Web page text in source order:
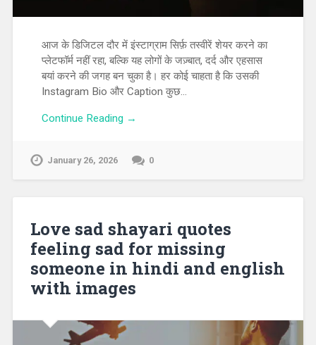
आज के डिजिटल दौर में इंस्टाग्राम सिर्फ़ तस्वीरें शेयर करने का
प्लेटफॉर्म नहीं रहा, बल्कि यह लोगों के जज़्बात, दर्द और एहसास
बयां करने की जगह बन चुका है। हर कोई चाहता है कि उसकी
Instagram Bio और Caption कुछ…
Continue Reading →
January 26, 2026 0
Love sad shayari quotes
feeling sad for missing
someone in hindi and english
with images